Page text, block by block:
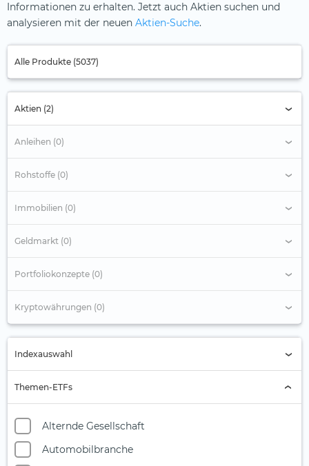
Informationen zu erhalten. Jetzt auch Aktien suchen und
analysieren mit der neuen Aktien-Suche.
Alle Produkte (5037)
Aktien (2)
Anleihen (0)
Rohstoffe (0)
Immobilien (0)
Geldmarkt (0)
Portfoliokonzepte (0)
Kryptowährungen (0)
Indexauswahl
Indexauswahl
Themen-ETFs
Alternde Gesellschaft
Automobilbranche